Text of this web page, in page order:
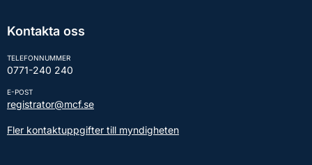
Kontakta oss
TELEFONNUMMER
0771-240 240
E-POST
registrator@mcf.se
Fler kontaktuppgifter till myndigheten